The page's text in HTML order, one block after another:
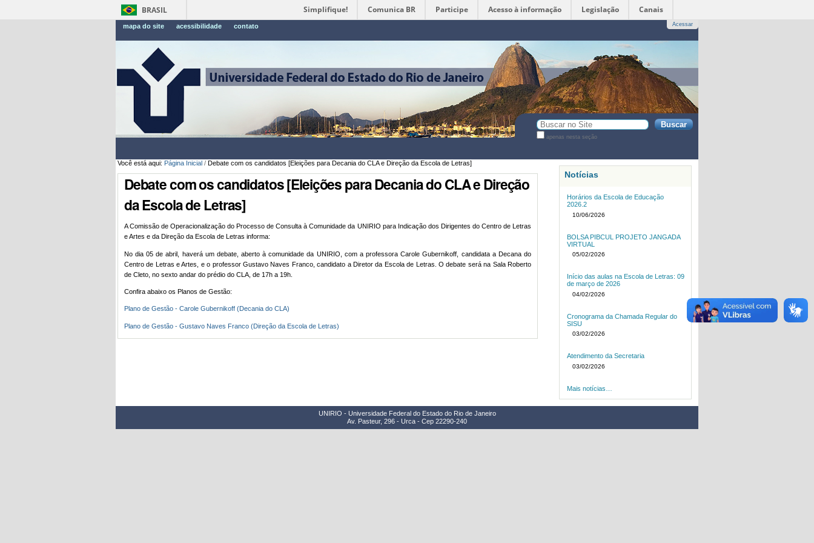
BRASIL Simplifique! Comunica BR Participe Acesso à informação Legislação Canais
mapa do site acessibilidade contato Acessar
Busca
apenas nesta seção
Você está aqui: Página Inicial / Debate com os candidatos [Eleições para Decania do CLA e Direção da Escola de Letras]
Debate com os candidatos [Eleições para Decania do CLA e Direção
da Escola de Letras]
A Comissão de Operacionalização do Processo de Consulta à Comunidade da UNIRIO para Indicação dos Dirigentes do Centro de Letras
e Artes e da Direção da Escola de Letras informa:
No dia 05 de abril, haverá um debate, aberto à comunidade da UNIRIO, com a professora Carole Gubernikoff, candidata a Decana do
Centro de Letras e Artes, e o professor Gustavo Naves Franco, candidato a Diretor da Escola de Letras. O debate será na Sala Roberto
de Cleto, no sexto andar do prédio do CLA, de 17h a 19h.
Confira abaixo os Planos de Gestão:
Plano de Gestão - Carole Gubernikoff (Decania do CLA)
Plano de Gestão - Gustavo Naves Franco (Direção da Escola de Letras)
Notícias
Horários da Escola de Educação
2026.2
10/06/2026
BOLSA PIBCUL PROJETO JANGADA
VIRTUAL
05/02/2026
Início das aulas na Escola de Letras: 09
de março de 2026
04/02/2026
Cronograma da Chamada Regular do
SISU
03/02/2026
Atendimento da Secretaria
03/02/2026
Mais notícias…
UNIRIO - Universidade Federal do Estado do Rio de Janeiro
Av. Pasteur, 296 - Urca - Cep 22290-240